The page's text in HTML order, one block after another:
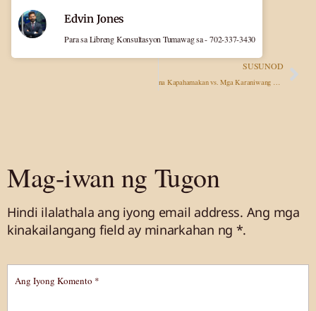
SUSUNOD
na Kapahamakan vs. Mga Karaniwang Pinsala: Bakit Mas Mahalaga ang Legal na Representasyon Kaysa Kailanman
Edvin Jones
Para sa Libreng Konsultasyon Tumawag sa - 702-337-3430
Mag-iwan ng Tugon
Hindi ilalathala ang iyong email address. Ang mga
kinakailangang field ay minarkahan ng *.